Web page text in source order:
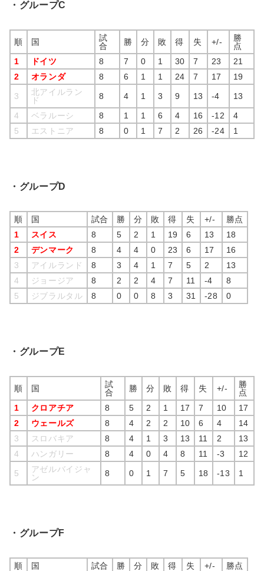
・グループC
順 国
試
合
勝 分 敗 得 失 +/-
勝
点
1
ドイツ 8 7 0 1 30 7 23
21
2
オランダ 8 6 1 1 24 7 17 19
3
北アイルラン
ド
8 4 1 3 9 13 -4 13
4 ベラルーシ 8 1 1 6 4 16 -12
4
5
エストニア 8 0 1 7 2 26 -24 1
・グループD
順 国 試合 勝 分 敗 得 失 +/-
勝点
1
スイス 8 5 2 1 19 6 13
18
2
デンマーク 8 4 4 0 23 6 17
16
3
アイルランド 8 3 4 1 7 5 2
13
4
ジョージア 8 2 2 4 7 11 -4
8
5
ジブラルタル 8 0 0 8 3 31 -28 0
・グループE
順 国
試
合
勝 分 敗 得 失 +/-
勝
点
1
クロアチア 8 5 2 1 17 7 10
17
2
ウェールズ 8 4 2 2 10 6 4
14
3
スロバキア 8 4 1 3 13 11 2
13
4
ハンガリー 8 4 0 4 8 11 -3 12
5
アゼルバイジャ
ン
8 0 1 7 5 18 -13 1
・グループF
順 国 試合 勝 分 敗 得 失 +/-
勝点